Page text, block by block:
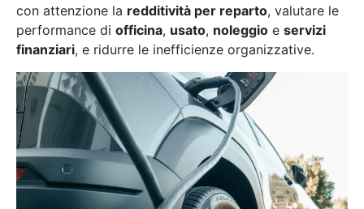
con attenzione la redditività per reparto, valutare le
performance di officina, usato, noleggio e servizi
finanziari, e ridurre le inefficienze organizzative.